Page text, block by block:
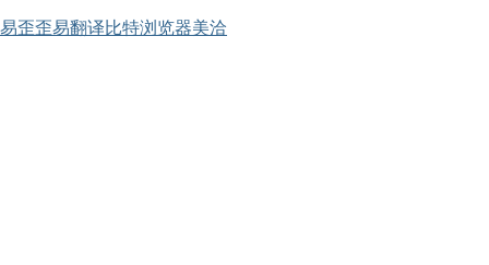
易歪歪易翻译比特浏览器美洽